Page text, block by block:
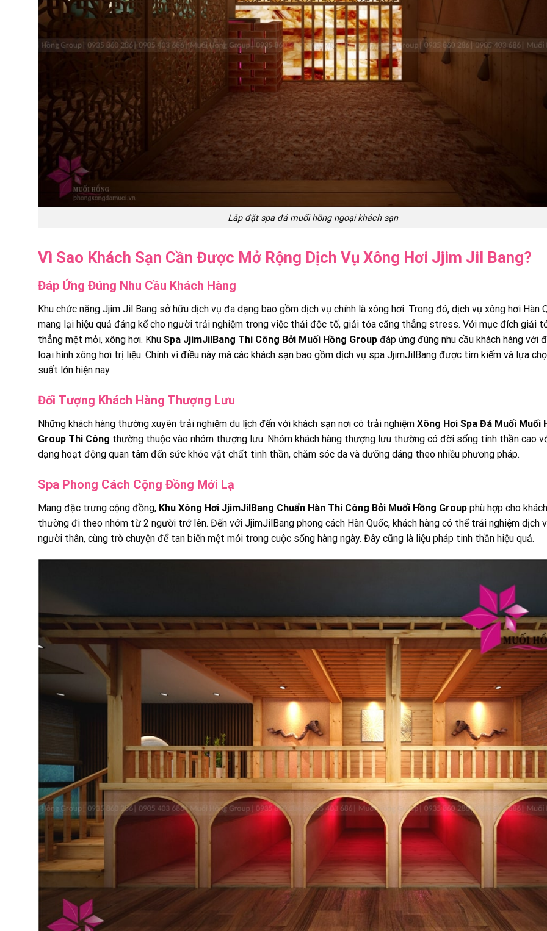
Lắp đặt spa đá muối hồng ngoại khách sạn
Vì Sao Khách Sạn Cần Được Mở Rộng Dịch Vụ Xông Hơi Jjim Jil Bang?
Đáp Ứng Đúng Nhu Cầu Khách Hàng
Khu chức năng Jjim Jil Bang sở hữu dịch vụ đa dạng bao gồm dịch vụ chính là xông hơi. Trong đó, dịch vụ xông hơi Hàn
mang lại hiệu quả đáng kể cho người trải nghiệm trong việc thải độc tố, giải tỏa căng thẳng stress. Với mục đích giải
thẳng mệt mỏi, xông hơi. Khu Spa JjimJilBang Thi Công Bởi Muối Hồng Group đáp ứng đúng nhu cầu khách hàng với
loại hình xông hơi trị liệu. Chính vì điều này mà các khách sạn bao gồm dịch vụ spa JjimJilBang được tìm kiếm và lựa
suất lớn hiện nay.
Đối Tượng Khách Hàng Thượng Lưu
Những khách hàng thường xuyên trải nghiệm du lịch đến với khách sạn nơi có trải nghiệm Xông Hơi Spa Đá Muối Muối
Group Thi Công thường thuộc vào nhóm thượng lưu. Nhóm khách hàng thượng lưu thường có đời sống tinh thần cao
dạng hoạt động quan tâm đến sức khỏe vật chất tinh thần, chăm sóc da và dưỡng dáng theo nhiều phương pháp.
Spa Phong Cách Cộng Đồng Mới Lạ
Mang đặc trưng cộng đồng, Khu Xông Hơi JjimJilBang Chuẩn Hàn Thi Công Bởi Muối Hồng Group phù hợp cho
thường đi theo nhóm từ 2 người trở lên. Đến với JjimJilBang phong cách Hàn Quốc, khách hàng có thể trải nghiệm dịch
người thân, cùng trò chuyện để tan biến mệt mỏi trong cuộc sống hàng ngày. Đây cũng là liệu pháp tinh thần hiệu quả.